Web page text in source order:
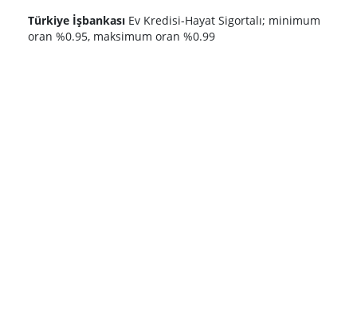
Türkiye İşbankası Ev Kredisi-Hayat Sigortalı; minimum
oran %0.95, maksimum oran %0.99